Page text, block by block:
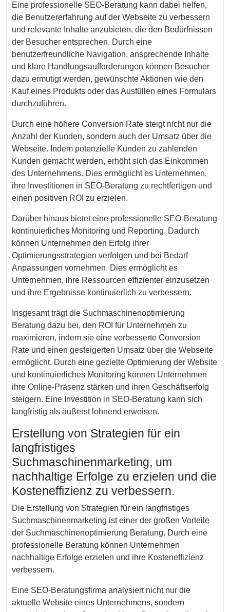
Eine professionelle SEO-Beratung kann dabei helfen,
die Benutzererfahrung auf der Webseite zu verbessern
und relevante Inhalte anzubieten, die den Bedürfnissen
der Besucher entsprechen. Durch eine
benutzerfreundliche Navigation, ansprechende Inhalte
und klare Handlungsaufforderungen können Besucher
dazu ermutigt werden, gewünschte Aktionen wie den
Kauf eines Produkts oder das Ausfüllen eines Formulars
durchzuführen.
Durch eine höhere Conversion Rate steigt nicht nur die
Anzahl der Kunden, sondern auch der Umsatz über die
Webseite. Indem potenzielle Kunden zu zahlenden
Kunden gemacht werden, erhöht sich das Einkommen
des Unternehmens. Dies ermöglicht es Unternehmen,
ihre Investitionen in SEO-Beratung zu rechtfertigen und
einen positiven ROI zu erzielen.
Darüber hinaus bietet eine professionelle SEO-Beratung
kontinuierliches Monitoring und Reporting. Dadurch
können Unternehmen den Erfolg ihrer
Optimierungsstrategien verfolgen und bei Bedarf
Anpassungen vornehmen. Dies ermöglicht es
Unternehmen, ihre Ressourcen effizienter einzusetzen
und ihre Ergebnisse kontinuierlich zu verbessern.
Insgesamt trägt die Suchmaschinenoptimierung
Beratung dazu bei, den ROI für Unternehmen zu
maximieren, indem sie eine verbesserte Conversion
Rate und einen gesteigerten Umsatz über die Webseite
ermöglicht. Durch eine gezielte Optimierung der Website
und kontinuierliches Monitoring können Unternehmen
ihre Online-Präsenz stärken und ihren Geschäftserfolg
steigern. Eine Investition in SEO-Beratung kann sich
langfristig als äußerst lohnend erweisen.
Erstellung von Strategien für ein
langfristiges
Suchmaschinenmarketing, um
nachhaltige Erfolge zu erzielen und die
Kosteneffizienz zu verbessern.
Die Erstellung von Strategien für ein langfristiges
Suchmaschinenmarketing ist einer der großen Vorteile
der Suchmaschinenoptimierung Beratung. Durch eine
professionelle Beratung können Unternehmen
nachhaltige Erfolge erzielen und ihre Kosteneffizienz
verbessern.
Eine SEO-Beratungsfirma analysiert nicht nur die
aktuelle Website eines Unternehmens, sondern